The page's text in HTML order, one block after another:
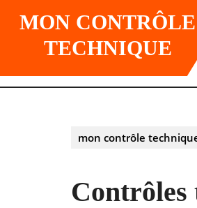
MON CONTRÔLE
TECHNIQUE
mon contrôle
Contrôles